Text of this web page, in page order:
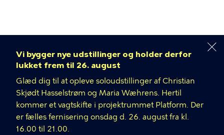
Vi bygger nye udstillinger og holder derfor
lukket frem til 26. august
Glæd dig til at opleve soloudstillinger af Christian
Skjødt Hasselstrøm og Maria Wæhrens. Hertil
kommer et vagtskifte i projektrummet Platform. Der
er fælles fernisering onsdag d. 26. august fra kl.
16.00 til 21.00.